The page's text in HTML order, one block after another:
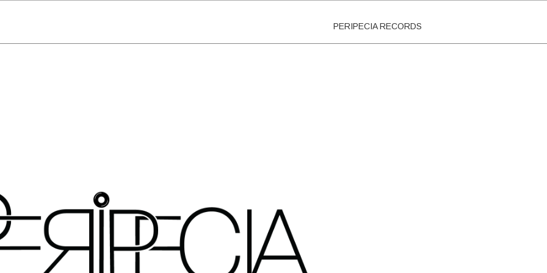
PERIPECIA RECORDS